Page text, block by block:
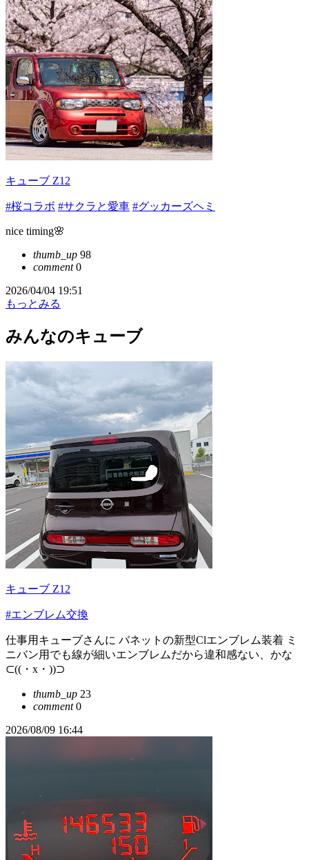
キューブ Z12
#桜コラボ #サクラと愛車 #グッカーズヘミ
nice timing🌸
thumb_up 98
comment0
2026/04/04 19:51
もっとみる
みんなのキューブ
キューブ Z12
#エンブレム交換
仕事用キューブさんに バネットの新型Clエンブレム装着 ミ
ニバン用でも線が細いエンブレムだから違和感ない、かな
⊂((・x・))⊃
thumb_up 23
comment0
2026/08/09 16:44